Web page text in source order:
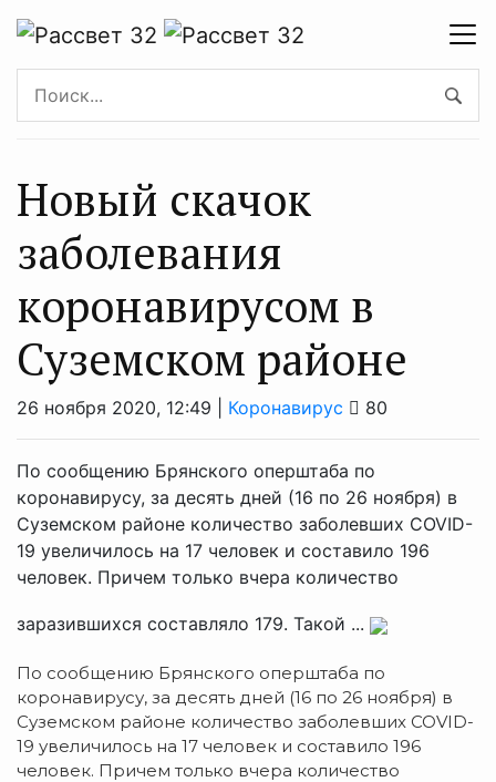
Новый скачок
заболевания
коронавирусом в
Суземском районе
26 ноября 2020, 12:49 | Коронавирус 80
По сообщению Брянского оперштаба по
коронавирусу, за десять дней (16 по 26 ноября) в
Суземском районе количество заболевших COVID-
19 увеличилось на 17 человек и составило 196
человек. Причем только вчера количество
заразившихся составляло 179. Такой ...
По сообщению Брянского оперштаба по
коронавирусу, за десять дней (16 по 26 ноября) в
Суземском районе количество заболевших COVID-
19 увеличилось на 17 человек и составило 196
человек. Причем только вчера количество